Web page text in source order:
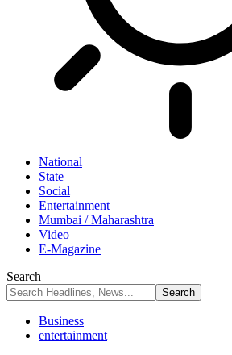
National
State
Social
Entertainment
Mumbai / Maharashtra
Video
E-Magazine
Search
Business
entertainment